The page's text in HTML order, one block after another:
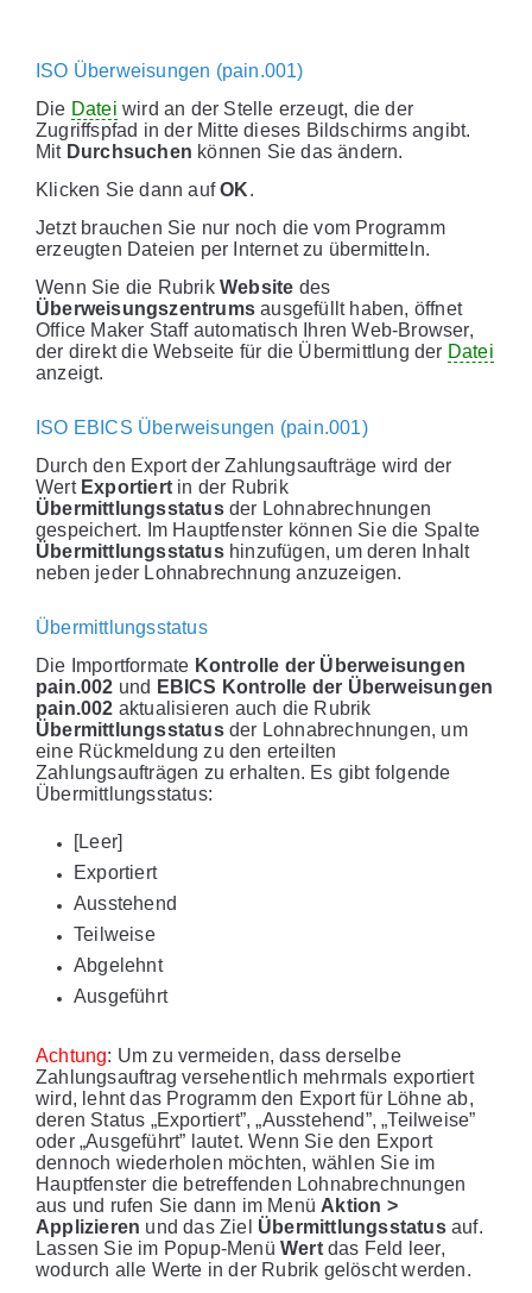
ISO Überweisungen (pain.001)
Die Datei wird an der Stelle erzeugt, die der
Zugriffspfad in der Mitte dieses Bildschirms angibt.
Mit Durchsuchen können Sie das ändern.
Klicken Sie dann aufOK.
Jetzt brauchen Sie nur noch die vom Programm
erzeugten Dateien per Internet zu übermitteln.
Wenn Sie die Rubrik Website des
Überweisungszentrums ausgefüllt haben, öffnet
Office Maker Staff automatisch Ihren Web-Browser,
der direkt die Webseite für die Übermittlung der Datei
anzeigt.
ISO EBICS Überweisungen (pain.001)
Durch den Export der Zahlungsaufträge wird der
Wert Exportiert in der Rubrik
Übermittlungsstatusder Lohnabrechnungen
gespeichert. Im Hauptfenster können Sie die Spalte
Übermittlungsstatushinzufügen, um deren Inhalt
neben jeder Lohnabrechnung anzuzeigen.
Übermittlungsstatus
Die Importformate Kontrolle der Überweisungen
pain.002 und EBICS Kontrolle der Überweisungen
pain.002 aktualisieren auch die Rubrik
Übermittlungsstatusder Lohnabrechnungen, um
eine Rückmeldung zu den erteilten
Zahlungsaufträgen zu erhalten. Es gibt folgende
Übermittlungsstatus:
[Leer]
Exportiert
Ausstehend
Teilweise
Abgelehnt
Ausgeführt
Achtung: Um zu vermeiden, dass derselbe
Zahlungsauftrag versehentlich mehrmals exportiert
wird, lehnt das Programm den Export für Löhne ab,
deren Status „Exportiert”, „Ausstehend”, „Teilweise”
oder „Ausgeführt” lautet. Wenn Sie den Export
dennoch wiederholen möchten, wählen Sie im
Hauptfenster die betreffenden Lohnabrechnungen
aus und rufen Sie dann im Menü Aktion >
Applizieren und das Ziel Übermittlungsstatusauf.
Lassen Sie im Popup-Menü Wertdas Feld leer,
wodurch alle Werte in der Rubrik gelöscht werden.